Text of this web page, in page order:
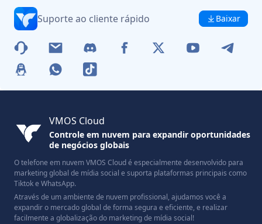
Suporte ao cliente rápido Baixar
VMOS Cloud
Controle em nuvem para expandir oportunidades
de negócios globais
O telefone em nuvem VMOS Cloud é especialmente desenvolvido para
marketing global de mídia social e suporta plataformas principais como
Tiktok e WhatsApp.
Através de um ambiente de nuvem profissional, ajudamos você a
expandir o mercado global de forma segura e eficiente, e realizar
facilmente a globalização do marketing de mídia social!